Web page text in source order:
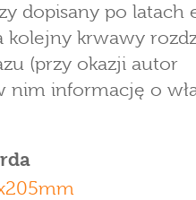
dopisany po latach
kolejny krwawy
(przy okazji autor
nim informację o